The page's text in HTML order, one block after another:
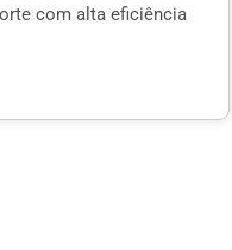
com alta eficiência